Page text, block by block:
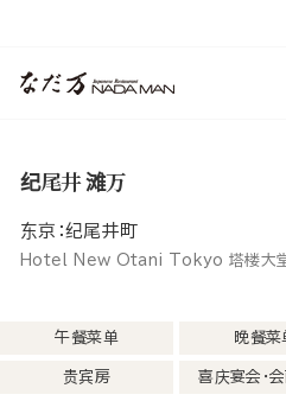
纪尾井 滩万
东京：纪尾井町
Hotel New Otani Tokyo 塔楼大
午餐菜单 晚餐菜
贵宾房 喜庆宴会・